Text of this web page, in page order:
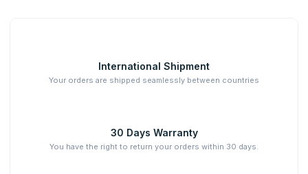
International Shipment
Your orders are shipped seamlessly between countries
30 Days Warranty
You have the right to return your orders within 30 days.